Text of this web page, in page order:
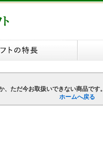
、ただ今お取扱いできない商品です。
ホームへ戻る